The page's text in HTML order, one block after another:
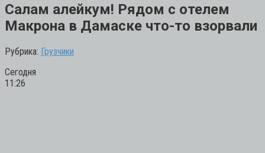
Салам алейкум! Рядом с отелем
Макрона в Дамаске что-то взорвали
Рубрика: Грузчики
Сегодня
11:26